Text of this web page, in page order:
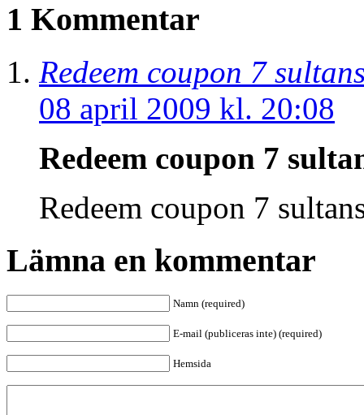
1 Kommentar
Redeem coupon 7
08 april 2009 kl. 20:08
Redeem coupon 7
Redeem coupon 7
Lämna en kommentar
Namn (required)
E-mail (publiceras inte) (required)
Hemsida